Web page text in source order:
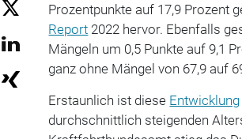
Prozentpunkte auf 17,9 Prozent
Report 2022 hervor. Ebenfalls
Mängeln um 0,5 Punkte auf 9,1
ganz ohne Mängel von 67,9 auf
Erstaunlich ist diese Entwicklung
durchschnittlich steigenden